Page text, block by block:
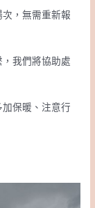
，無需重新報
我們將協助處
保暖、注意行